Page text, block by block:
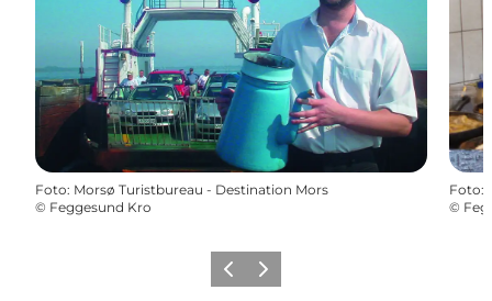
Foto: Morsø Turistbureau - Destination Mors
© Feggesund Kro
Foto:
©
Forrige billede
Næste billede